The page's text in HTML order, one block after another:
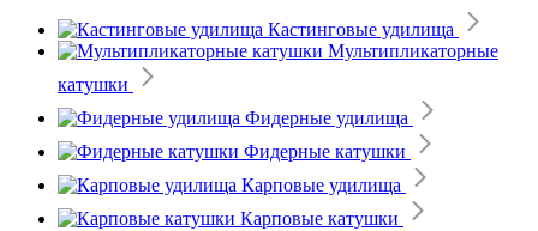
Кастинговые удилища
Мультипликаторные
катушки
Фидерные удилища
Фидерные катушки
Карповые удилища
Карповые катушки